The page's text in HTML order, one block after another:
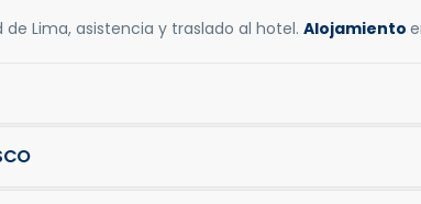
de Lima, asistencia y traslado al hotel. Alojamiento